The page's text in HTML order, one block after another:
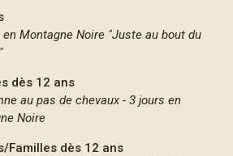
Montagne Noire "Juste au bout du
dès 12 ans
au pas de chevaux - 3 jours en
Noire
Familles dès 12 ans